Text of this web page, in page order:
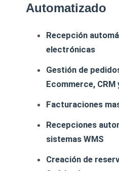
Automatizado
Recepción
electrónicas
Gestión de
Ecommerce, CRM
Facturaciones
Recepciones
sistemas WMS
Creación de